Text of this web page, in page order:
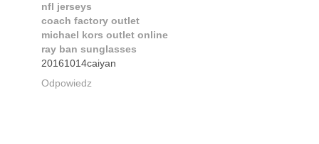
nfl jerseys
coach factory outlet
michael kors outlet online
ray ban sunglasses
20161014caiyan
Odpowiedz